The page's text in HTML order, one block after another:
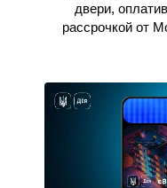
двери,
рассрочкой от